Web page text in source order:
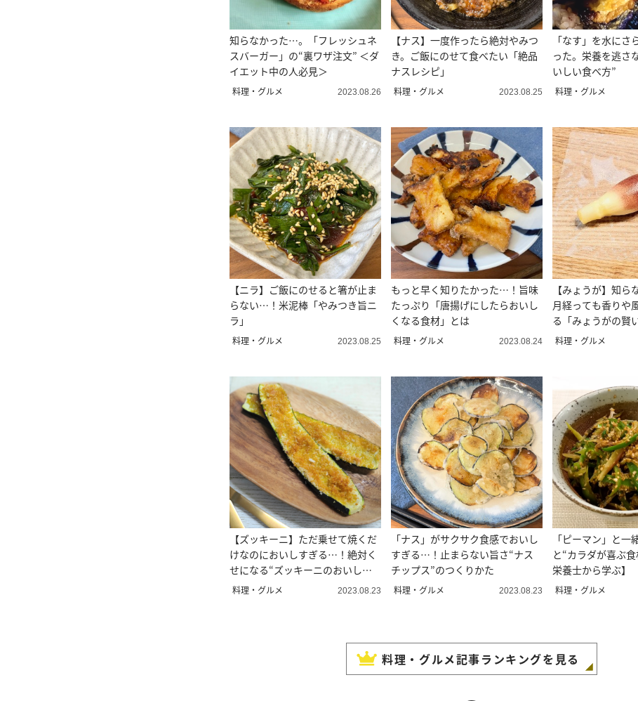
知らなかった…。「フレッシュネ
スバーガー」の“裏ワザ注文” ＜ダ
イエット中の人必見＞
料理・グルメ 2023.08.26
【ナス】一度作ったら絶対やみつ
き。ご飯にのせて食べたい「絶品
ナスレシピ」
料理・グルメ 2023.08.25
「なす」を水にさ
った。栄養を逃さ
いしい食べ方”
料理・グルメ
【ニラ】ご飯にのせると箸が止ま
らない…！米泥棒「やみつき旨ニ
ラ」
料理・グルメ 2023.08.25
もっと早く知りたかった…！旨味
たっぷり「唐揚げにしたらおいし
くなる食材」とは
料理・グルメ 2023.08.24
【みょうが】知ら
月経っても香りや
る「みょうがの賢
は？
料理・グルメ
【ズッキーニ】ただ乗せて焼くだ
けなのにおいしすぎる…！絶対く
せになる“ズッキーニのおいしい
食べ方”
料理・グルメ 2023.08.23
「ナス」がサクサク食感でおいし
すぎる…！止まらない旨さ“ナス
チップス”のつくりかた
料理・グルメ 2023.08.23
「ピーマン」と一
と“カラダが喜ぶ
栄養士から学ぶ】
料理・グルメ
料理・グルメ記事ランキングを見る